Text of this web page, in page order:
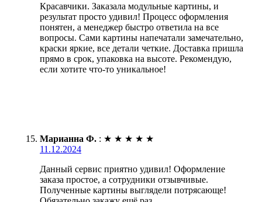
Красавчики. Заказала модульные картины, и
результат просто удивил! Процесс оформления
понятен, а менеджер быстро ответила на все
вопросы. Сами картины напечатали замечательно,
краски яркие, все детали четкие. Доставка пришла
прямо в срок, упаковка на высоте. Рекомендую,
если хотите что-то уникальное!
Марианна Ф. : ★ ★ ★ ★ ★
11.12.2024
Данный сервис приятно удивил! Оформление
заказа простое, а сотрудники отзывчивые.
Полученные картины выглядели потрясающе!